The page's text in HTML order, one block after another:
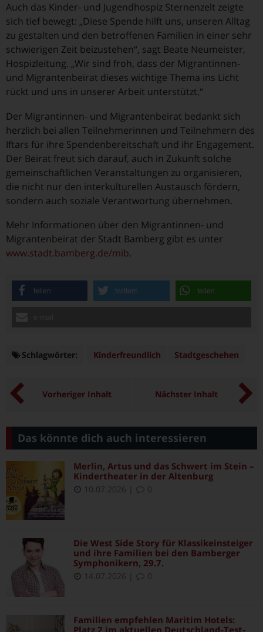
Auch das Kinder- und Jugendhospiz Sternenzelt zeigte
sich tief bewegt: „Diese Spende hilft uns, unseren Alltag
zu gestalten und den betroffenen Familien in einer sehr
schwierigen Zeit beizustehen“, sagt Beate Neumeister,
Hospizleitung. „Wir sind froh, dass der Migrantinnen-
und Migrantenbeirat dieses wichtige Thema ins Licht
rückt und uns in unserer Arbeit unterstützt.“
Der Migrantinnen- und Migrantenbeirat bedankt sich
herzlich bei allen Teilnehmerinnen und Teilnehmern des
Iftars für ihre Spendenbereitschaft und ihr Engagement.
Der Beirat freut sich darauf, auch in Zukunft solche
gemeinschaftlichen Veranstaltungen zu organisieren,
die nicht nur den interkulturellen Austausch fördern,
sondern auch soziale Verantwortung übernehmen.
Mehr Informationen über den Migrantinnen- und
Migrantenbeirat der Stadt Bamberg gibt es unter
www.stadt.bamberg.de/mib.
teilen twittern teilen
Schlagwörter: Schlagwörter
Kinderfreundlich Stadtgeschehen
Vorheriger Inhalt Nächster Inhalt
Das könnte dich auch interessieren
Merlin, Artus und das Schwert im Stein –
Kindertheater in der Altenburg
10.07.2026 0
Die West Side Story für Klassikeinsteiger
und ihre Familien bei den Bamberger
Symphonikern, 29.7.
14.07.2026 0
Familien empfehlen Maritim Hotels: